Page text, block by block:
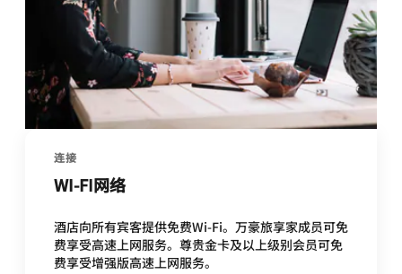
连接
WI-FI网络
酒店向所有宾客提供免费Wi-Fi。万豪旅享家成员可免
费享受高速上网服务。尊贵金卡及以上级别会员可免
费享受增强版高速上网服务。